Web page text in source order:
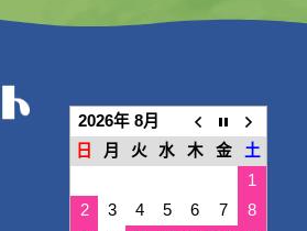
2026年 8月
日
月 火 水 木 金
土
1
2
3 4 5 6 7
8